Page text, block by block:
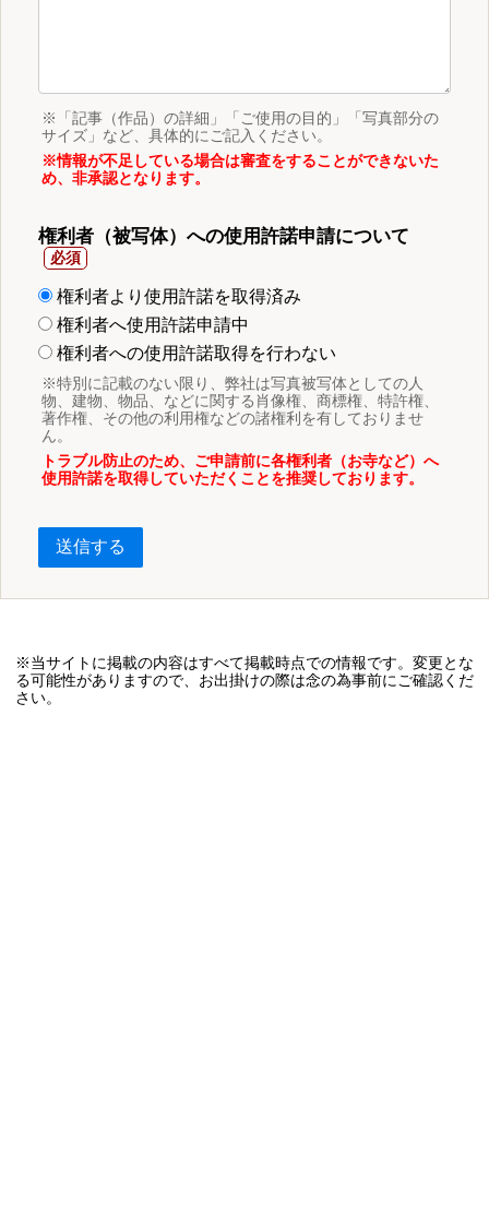
※「記事（作品）の詳細」「ご使用の目的」「写真部分の
サイズ」など、具体的にご記入ください。
※情報が不足している場合は審査をすることができないた
め、非承認となります。
権利者（被写体）への使用許諾申請について
権利者より使用許諾を取得済み
権利者へ使用許諾申請中
権利者への使用許諾取得を行わない
※特別に記載のない限り、弊社は写真被写体としての人
物、建物、物品、などに関する肖像権、商標権、特許権、
著作権、その他の利用権などの諸権利を有しておりませ
ん。
トラブル防止のため、ご申請前に各権利者（お寺など）へ
使用許諾を取得していただくことを推奨しております。
送信する
※当サイトに掲載の内容はすべて掲載時点での情報です。変更とな
る可能性がありますので、お出掛けの際は念の為事前にご確認くだ
さい。